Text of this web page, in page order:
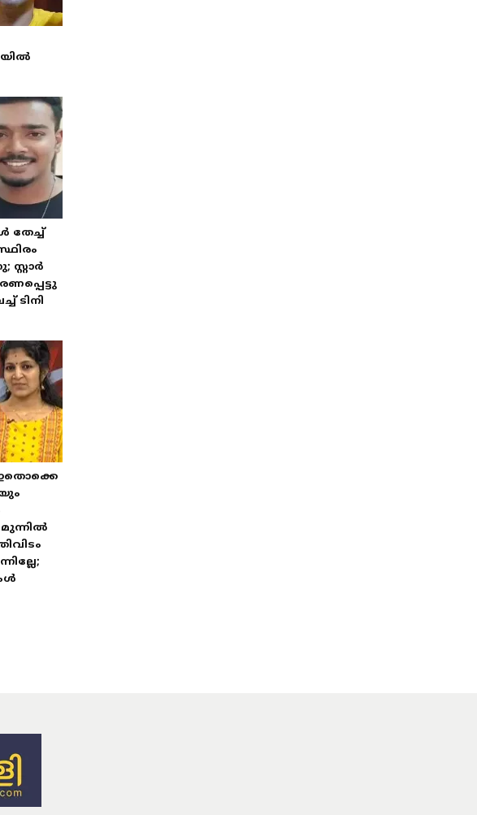
തേച്ച്
ടിനി
മുന്നില്‍